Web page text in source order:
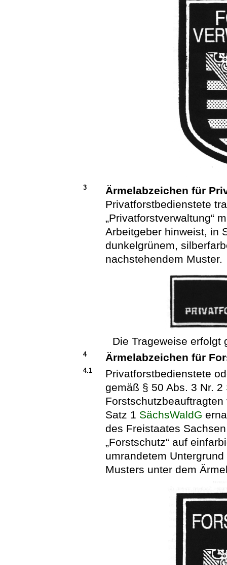
3
Ärmelabzeichen für
Privatforstbedienstete
„Privatforstverwaltung“
Arbeitgeber hinweist, in
dunkelgrünem,
nachstehendem Muster.
Die Trageweise erfolgt
4 Ärmelabzeichen für
4.1
Privatforstbedienstete
gemäß § 50 Abs. 3 Nr. 2
Satz 1 SächsWaldG
des Freistaates
„Forstschutz“ auf
umrandetem
Musters unter dem